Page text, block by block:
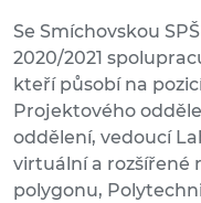
Se Smíchovskou
2020/2021
kteří působí na
Projektového
oddělení, vedoucí
virtuální a rozšířené
polygonu,